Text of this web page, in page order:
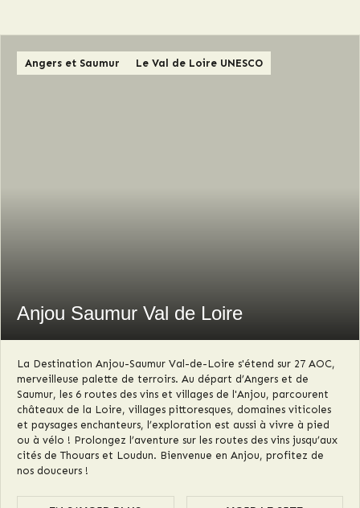
Angers et Saumur Le Val de Loire UNESCO
Anjou Saumur Val de Loire
La Destination Anjou-Saumur Val-de-Loire s'étend sur 27 AOC,
merveilleuse palette de terroirs. Au départ d’Angers et de
Saumur, les 6 routes des vins et villages de l'Anjou, parcourent
châteaux de la Loire, villages pittoresques, domaines viticoles
et paysages enchanteurs, l’exploration est aussi à vivre à pied
ou à vélo ! Prolongez l’aventure sur les routes des vins jusqu’aux
cités de Thouars et Loudun. Bienvenue en Anjou, profitez de
nos douceurs !